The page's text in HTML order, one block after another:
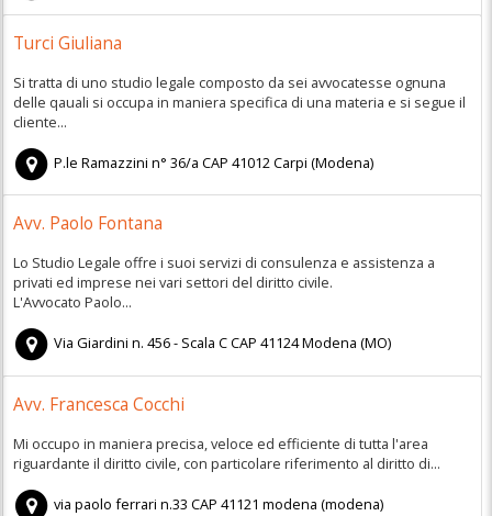
Turci Giuliana
Si tratta di uno studio legale composto da sei avvocatesse ognuna
delle qauali si occupa in maniera specifica di una materia e si segue il
cliente...
P.le Ramazzini n° 36/a CAP41012Carpi (Modena)
Avv. Paolo Fontana
Lo Studio Legale offre i suoi servizi di consulenza e assistenza a
privati ed imprese nei vari settori del diritto civile.
L'Avvocato Paolo...
Via Giardini n. 456 - Scala CCAP41124Modena (MO)
Avv. Francesca Cocchi
Mi occupo in maniera precisa, veloce ed efficiente di tutta l'area
riguardante il diritto civile, con particolare riferimento al diritto di...
via paolo ferrari n.33 CAP41121 modena (modena)